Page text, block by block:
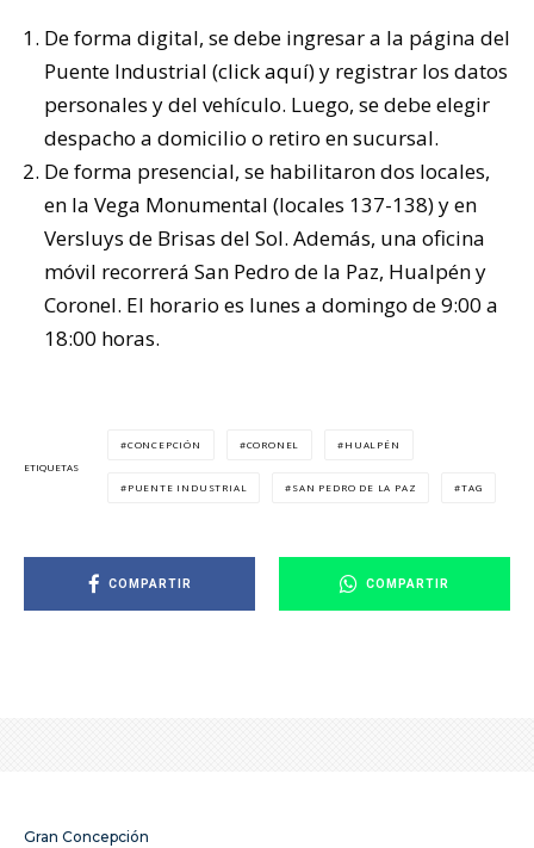
De forma digital, se debe ingresar a la página del
Puente Industrial (click aquí) y registrar los datos
personales y del vehículo. Luego, se debe elegir
despacho a domicilio o retiro en sucursal.
De forma presencial, se habilitaron dos locales,
en la Vega Monumental (locales 137-138) y en
Versluys de Brisas del Sol. Además, una oficina
móvil recorrerá San Pedro de la Paz, Hualpén y
Coronel. El horario es lunes a domingo de 9:00 a
18:00 horas.
ETIQUETAS
CONCEPCIÓN CORONEL HUALPÉN
PUENTE INDUSTRIAL SAN PEDRO DE LA PAZ TAG
COMPARTIR COMPARTIR
Gran Concepción